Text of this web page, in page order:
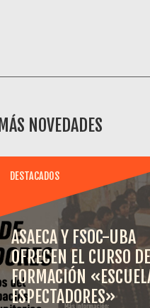
MÁS NOVEDADES
DESTACADOS
ASAECA Y FSOC-UBA
OFRECEN EL CURSO DE
FORMACIÓN
ESPECTADORES»